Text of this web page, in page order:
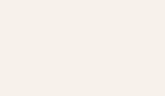
bains et deux toilettes
Vous profiterez d'une
99 20 59 37 ou votre